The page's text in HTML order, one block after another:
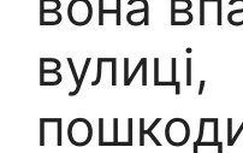
вулиці,